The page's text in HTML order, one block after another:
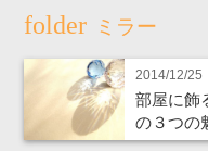
ミラー
2014/12/25
部屋に飾
の３つの